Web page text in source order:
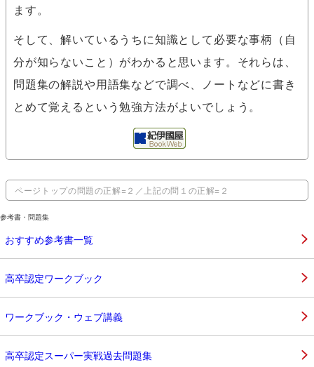
ます。
そして、解いているうちに知識として必要な事柄（自
分が知らないこと）がわかると思います。それらは、
問題集の解説や用語集などで調べ、ノートなどに書き
とめて覚えるという勉強方法がよいでしょう。
ページトップの問題の正解=２／上記の問１の正解=２
参考書・問題集
おすすめ参考書一覧
高卒認定ワークブック
ワークブック・ウェブ講義
高卒認定スーパー実戦過去問題集